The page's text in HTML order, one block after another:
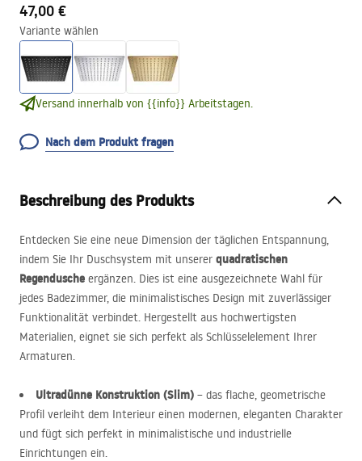
47,00 €
Variante wählen
Versand innerhalb von {{info}} Arbeitstagen.
Nach dem Produkt fragen
Beschreibung des Produkts
Entdecken Sie eine neue Dimension der täglichen Entspannung,
indem Sie Ihr Duschsystem mit unserer quadratischen
Regendusche ergänzen. Dies ist eine ausgezeichnete Wahl für
jedes Badezimmer, die minimalistisches Design mit zuverlässiger
Funktionalität verbindet. Hergestellt aus hochwertigsten
Materialien, eignet sie sich perfekt als Schlüsselelement Ihrer
Armaturen.
Ultradünne Konstruktion (Slim) – das flache, geometrische
Profil verleiht dem Interieur einen modernen, eleganten Charakter
und fügt sich perfekt in minimalistische und industrielle
Einrichtungen ein.